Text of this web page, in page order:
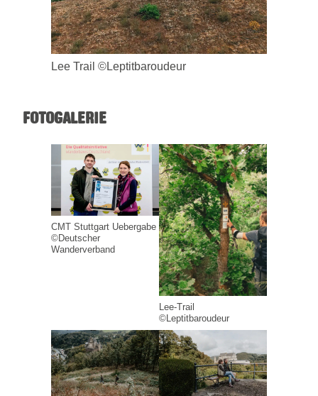
Lee Trail ©Leptitbaroudeur
FOTOGALERIE
CMT Stuttgart Uebergabe
©Deutscher
Wanderverband
Lee-Trail
©Leptitbaroudeur